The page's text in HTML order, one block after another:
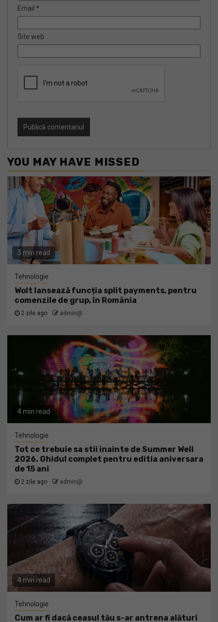
Email *
Site web
YOU MAY HAVE MISSED
3 min read
Tehnologie
Wolt lansează funcția split payments, pentru
comenzile de grup, în România
2 zile ago admin@
4 min read
Tehnologie
Tot ce trebuie sa stii inainte de Summer Well
2026. Ghidul complet pentru editia aniversara
de 15 ani
2 zile ago admin@
4 min read
Tehnologie
Cum ar fi dacă ceasul tău s-ar antrena alături